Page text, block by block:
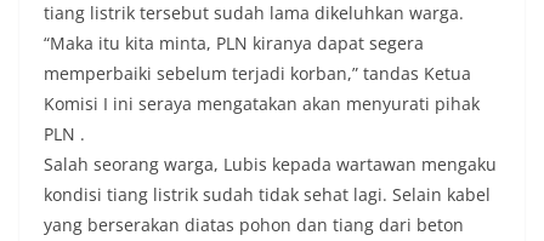
tiang listrik tersebut sudah lama dikeluhkan warga.
“Maka itu kita minta, PLN kiranya dapat segera
memperbaiki sebelum terjadi korban,” tandas Ketua
Komisi I ini seraya mengatakan akan menyurati pihak
PLN .
Salah seorang warga, Lubis kepada wartawan mengaku
kondisi tiang listrik sudah tidak sehat lagi. Selain kabel
yang berserakan diatas pohon dan tiang dari beton